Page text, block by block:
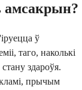
амсакрын?
ў
таго, наколькі
здароўя.
прычым